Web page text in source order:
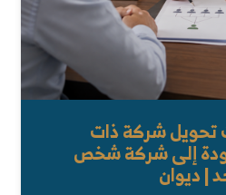
تحويل شركة ذات
إلى شركة شخص
| ديوان